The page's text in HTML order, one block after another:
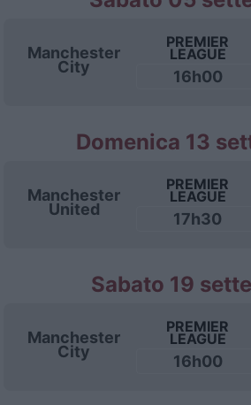
Manchester
City
PREMIER
LEAGUE
16h00
Domenica 13
Manchester
United
PREMIER
LEAGUE
17h30
Sabato 19
Manchester
City
PREMIER
LEAGUE
16h00